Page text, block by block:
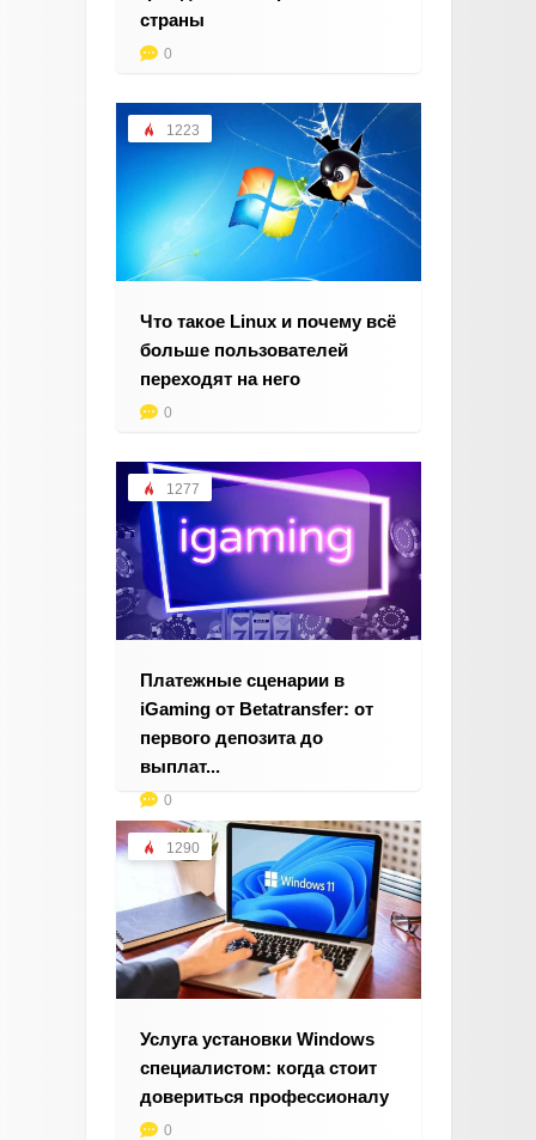
страны
0
1223
Что такое Linux и почему всё
больше пользователей
переходят на него
0
1277
Платежные сценарии в
iGaming от Betatransfer: от
первого депозита до
выплат...
0
1290
Услуга установки Windows
специалистом: когда стоит
довериться профессионалу
0